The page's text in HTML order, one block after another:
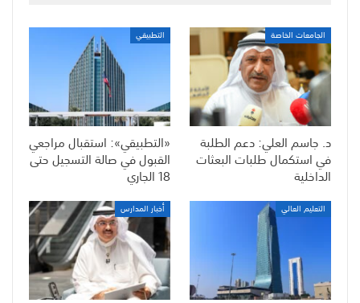
الجامعات الخاصة
د. جاسم العلي: دعم الطلبة
في استكمال طلبات البعثات
الداخلية
التطبيقي
«التطبيقي»: استقبال مراجعي
القبول في صالة التسجيل حتى
18 الجاري
التعليم العالي أخبار المدارس